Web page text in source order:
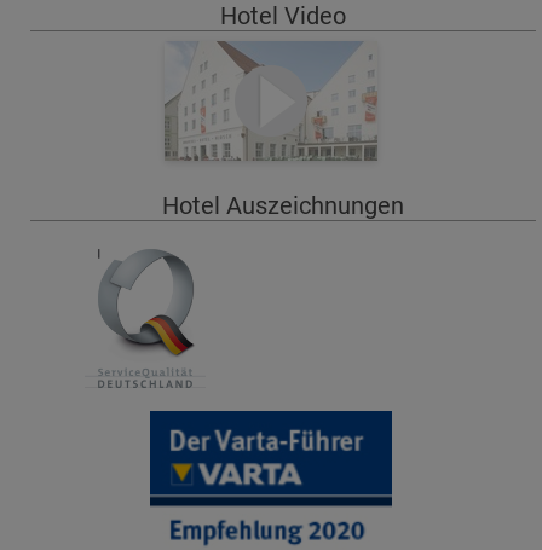
Hotel Video
Hotel Auszeichnungen